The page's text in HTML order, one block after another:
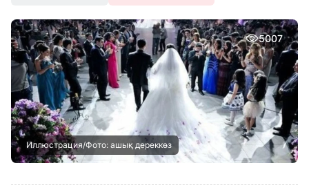
5007
Иллюстрация/Фото: ашық дереккөз